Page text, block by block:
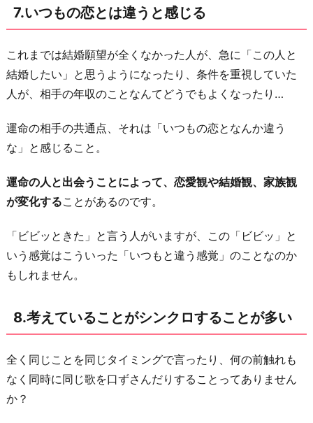
7.いつもの恋とは違うと感じる
これまでは結婚願望が全くなかった人が、急に「この人と
結婚したい」と思うようになったり、条件を重視していた
人が、相手の年収のことなんてどうでもよくなったり…
運命の相手の共通点、それは「いつもの恋となんか違う
な」と感じること。
運命の人と出会うことによって、恋愛観や結婚観、家族観
が変化することがあるのです。
「ビビッときた」と言う人がいますが、この「ビビッ」と
いう感覚はこういった「いつもと違う感覚」のことなのか
もしれません。
8.考えていることがシンクロすることが多い
全く同じことを同じタイミングで言ったり、何の前触れも
なく同時に同じ歌を口ずさんだりすることってありません
か？